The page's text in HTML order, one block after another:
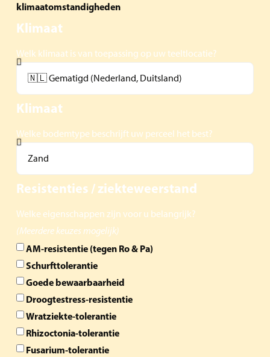
klimaatomstandigheden
Klimaat
Welk klimaat is van toepassing op uw teeltlocatie?
Klimaat
Welke bodemtype beschrijft uw perceel het best?
Resistenties / ziekteweerstand
Welke eigenschappen zijn voor u belangrijk?
(Meerdere keuzes mogelijk)
AM-resistentie (tegen Ro & Pa)
Schurfttolerantie
Goede bewaarbaarheid
Droogtestress-resistentie
Wratziekte-tolerantie
Rhizoctonia-tolerantie
Fusarium-tolerantie